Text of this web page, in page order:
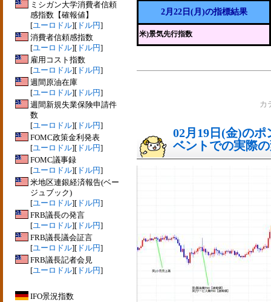
ミシガン大学消費者信頼
感指数【確報値】
[ユーロドル][ ドル円]
消費者信頼感指数
[ユーロドル][ ドル円]
雇用コスト指数
[ユーロドル][ ドル円]
週間原油在庫
[ユーロドル][ ドル円]
週間新規失業保険申請件
数
[ユーロドル][ ドル円]
FOMC政策金利発表
[ユーロドル][ ドル円]
FOMC議事録
[ユーロドル][ ドル円]
米地区連銀経済報告(ベー
ジュブック)
[ユーロドル][ ドル円]
FRB議長の発言
[ユーロドル][ ドル円]
FRB議長議会証言
[ユーロドル][ ドル円]
FRB議長記者会見
[ユーロドル][ ドル円]
IFO景況指数
2月22日(月)の指標結果
米)景気先行指数
カ
02月19日(金)の
ベントでの実際